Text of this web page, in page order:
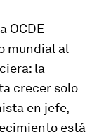
OCDE
mundial al
la
crecer solo
en jefe,
está